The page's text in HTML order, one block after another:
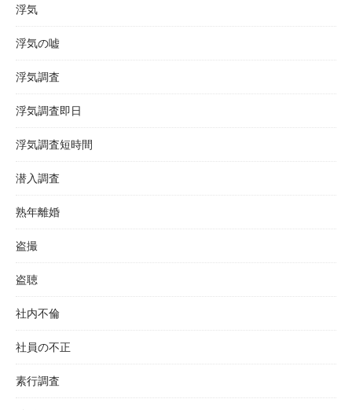
浮気
浮気の嘘
浮気調査
浮気調査即日
浮気調査短時間
潜入調査
熟年離婚
盗撮
盗聴
社内不倫
社員の不正
素行調査